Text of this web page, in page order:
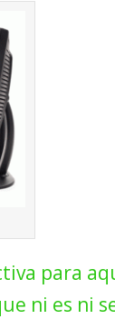
para
ni es ni